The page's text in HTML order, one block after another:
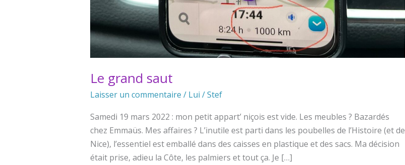
Le grand saut
Laisser un commentaire / Lui /Stef
Samedi 19 mars 2022 : mon petit appart’ niçois est vide. Les meubles ? Bazardés
chez Emmaüs. Mes affaires ? L’inutile est parti dans les poubelles de l’Histoire (et de
Nice), l’essentiel est emballé dans des caisses en plastique et des sacs. Ma décision
était prise, adieu la Côte, les palmiers et tout ça. Je […]